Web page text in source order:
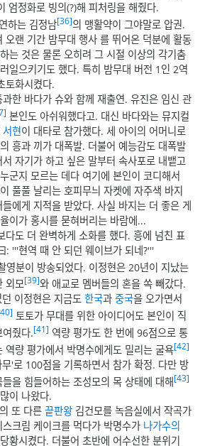
엄정화로 빙의(?)해 피처링을 해줬다.
하는 김정남[36]의 맹활약이 그야말로 압권.
오랜 기간 밤무대 행사 를 뛰어온 덕분에 활동
는 것은 물론 오히려 그 시절 이상의 각기춤
일으키기도 했다. 특히 밤무대 버전 1인 2역
토화시켰다.
한 바다가 슈와 함께 재출연. 유진은 임신 관
본인도 아쉬워했다고. 대신 바다와는 뮤지컬
서현이 대타로 참가했다. 세 아이의 어머니로
흥과 끼가 대폭발. 더불어 예능감도 대폭발
자기가 하고 싶은 말부터 속사포로 내뱉고
군지 모르는 데다 여기에 본인이 코디해서
풀풀 날리는 호피무늬 자켓에 자주색 바지
에게 지적을 받았다. 사실 바지는 더 좋은 게
이가 홍시를 묻혀버리는 바람에...
다도 더 완벽하게 소화를 했다. 흥에 넘친 표
: '''현역 때 안 되던 웨이브가 되네?'''
영분이 방송되었다. 이정현은 20년이 지났는
외모[39]와 애교로 멤버들의 혼을 쏙 빼갔다.
이정현은 지금도한국과중국을 오가면서
토토가 무대를 위한 아이디어도 본인이 직
줬다.[41] 역량 평가도 한 번에 96점으로 통
역량 평가에서 박명수에게도 밀리는 굴욕[42]
'로 100점을 기록하면서 참가 확정. 다만 방
을 힘들어하는 조성모의 목 상태에 대해[43]
이 나왔다.
또 다른끝판왕 김건모를 녹음실에서 작곡가
크림 케이크를 먹다가 박명수가 나가수의
황시켰다. 더불어 초반에 어수선한 분위기